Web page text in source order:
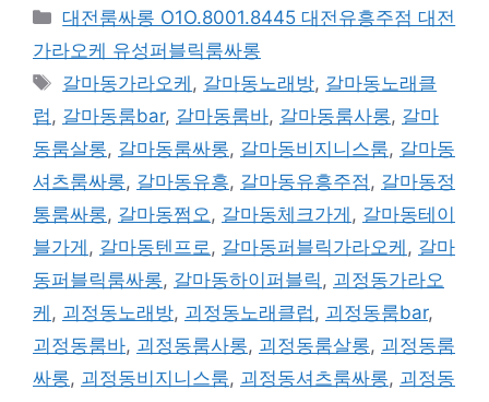
카
테
고
리
대전룸싸롱 O1O.8001.8445 대전유흥주점 대전
가라오케 유성퍼블릭룸싸롱
태
그
갈마동가라오케 , 갈마동노래방, 갈마동노래클
럽 , 갈마동룸bar, 갈마동룸바, 갈마동룸사롱, 갈마
동룸살롱, 갈마동룸싸롱, 갈마동비지니스룸, 갈마동
셔츠룸싸롱, 갈마동유흥, 갈마동유흥주점 , 갈마동정
통룸싸롱, 갈마동쩜오 , 갈마동체크가게 , 갈마동테이
블가게 , 갈마동텐프로 , 갈마동퍼블릭가라오케 , 갈마
동퍼블릭룸싸롱, 갈마동하이퍼블릭 , 괴정동가라오
케 , 괴정동노래방, 괴정동노래클럽 , 괴정동룸bar,
괴정동룸바, 괴정동룸사롱, 괴정동룸살롱, 괴정동룸
싸롱, 괴정동비지니스룸, 괴정동셔츠룸싸롱, 괴정동